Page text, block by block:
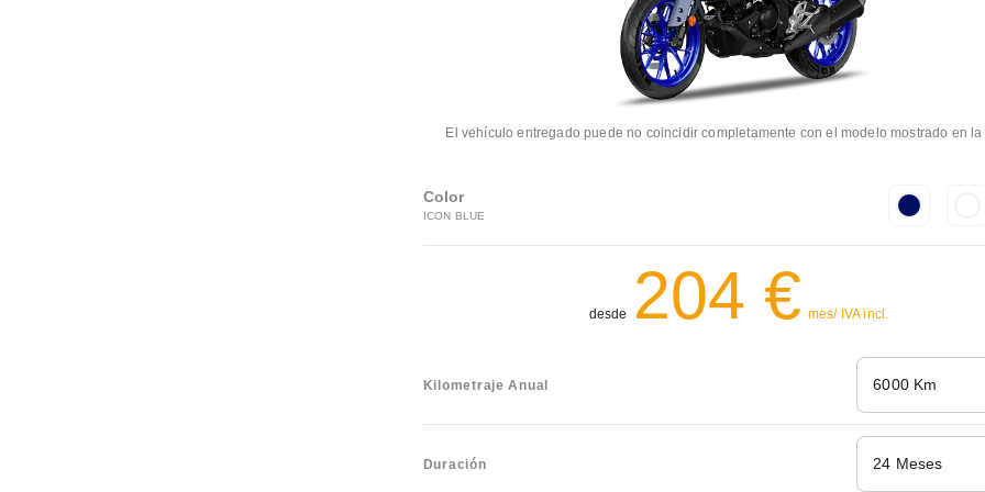
El vehículo entregado puede no coincidir completamente con el modelo mostrado en la
Color
ICON BLUE
desde 204 € mes/ IVA incl.
Kilometraje Anual 6000 Km
Duración 24 Meses